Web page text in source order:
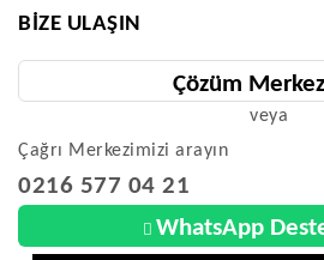
BIZE ULAŞIN
Çözüm
veya
Çağrı Merkezimizi arayın
0216 577 04 21
WhatsApp